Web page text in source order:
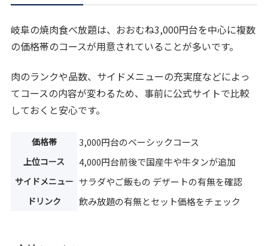
岐阜の焼肉食べ放題は、おおむね3,000円台を中心に複数
の価格帯のコースが用意されていることが多いです。
肉のランクや品数、サイドメニューの充実度などによっ
てコースの内容が変わるため、事前に公式サイトで比較
しておくと安心です。
価格帯 3,000円台のベーシックコース
上位コース 4,000円台前後で国産牛や牛タンが追加
サイドメニュー サラダやご飯もの デザートの有無を確認
ドリンク 飲み放題の有無とセット価格をチェック